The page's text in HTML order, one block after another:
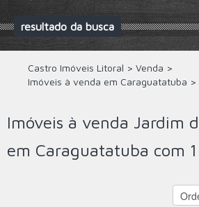
resultado da busca
Castro Imóveis Litoral > Venda >
Imóveis à venda em Caraguatatuba >
Imóveis à venda Jardim
em Caraguatatuba com